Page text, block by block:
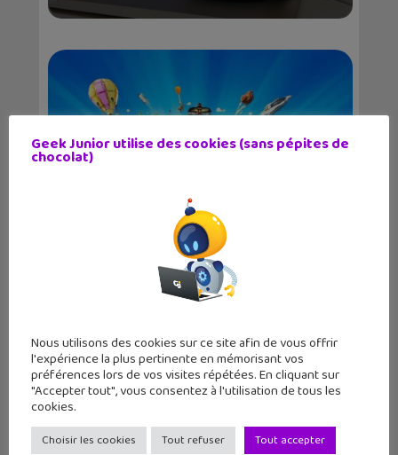
LEGO Party !, un nouveau jeu à la
Geek Junior utilise des cookies (sans pépites de
chocolat)
Nous utilisons des cookies sur ce site afin de vous offrir
l'expérience la plus pertinente en mémorisant vos
préférences lors de vos visites répétées. En cliquant sur
"Accepter tout", vous consentez à l'utilisation de tous les
cookies.
Choisir les cookies Tout refuser Tout accepter